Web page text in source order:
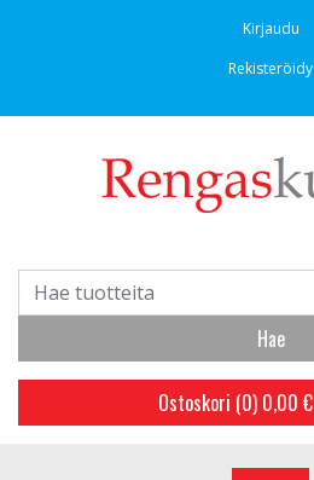
Kirjaudu
Rekisteröidy
Hae
Ostoskori (0) 0,00 €